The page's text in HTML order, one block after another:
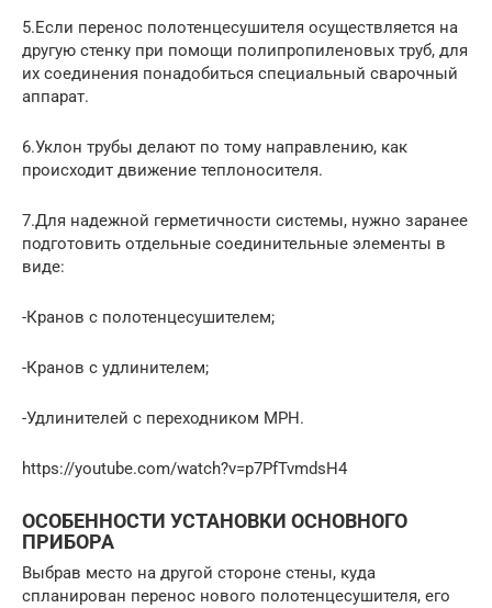
5.Если перенос полотенцесушителя осуществляется на
другую стенку при помощи полипропиленовых труб, для
их соединения понадобиться специальный сварочный
аппарат.
6.Уклон трубы делают по тому направлению, как
происходит движение теплоносителя.
7.Для надежной герметичности системы, нужно заранее
подготовить отдельные соединительные элементы в
виде:
-Кранов с полотенцесушителем;
-Кранов с удлинителем;
-Удлинителей с переходником МРН.
https://youtube.com/watch?v=p7PfTvmdsH4
ОСОБЕННОСТИ УСТАНОВКИ ОСНОВНОГО
ПРИБОРА
Выбрав место на другой стороне стены, куда
спланирован перенос нового полотенцесушителя, его